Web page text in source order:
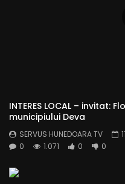
INTERES LOCAL – invitat:
municipiului Deva
SERVUS HUNEDOARA TV
0
1.071 0 0